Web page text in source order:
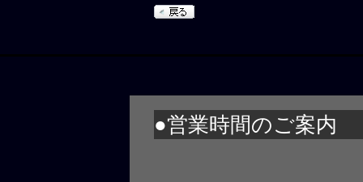
●営業時間のご案内